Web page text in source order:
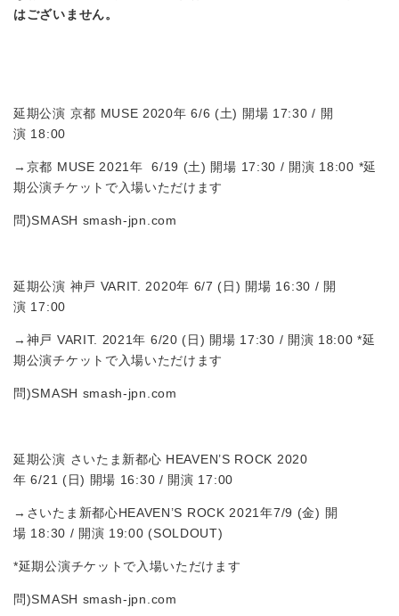
はこさいません。
延期公演 京都 MUSE 2020年 6/6 (土) 開場 17:30 / 開
演 18:00
→京都 MUSE 2021年 6/19 (土) 開場 17:30 / 開演 18:00 *延
期公演チケットで入場いただけます
問)SMASH smash-jpn.com
延期公演 神戸 VARIT. 2020年 6/7 (日) 開場 16:30 / 開
演 17:00
→神戸 VARIT. 2021年 6/20 (日) 開場 17:30 / 開演 18:00 *延
期公演チケットで入場いただけます
問)SMASH smash-jpn.com
延期公演 さいたま新都心 HEAVEN’S ROCK 2020
年 6/21 (日) 開場 16:30 / 開演 17:00
→さいたま新都心HEAVEN’S ROCK 2021年7/9 (金) 開
場 18:30 / 開演 19:00 (SOLDOUT)
*延期公演チケットで入場いただけます
問)SMASH smash-jpn.com